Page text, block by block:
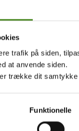
trafik på siden,
at anvende siden.
trække dit samtykke
Funktionelle
Bach.